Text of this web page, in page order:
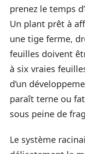
prenez le temps
Un plant prêt à
une tige ferme,
feuilles doivent
à six vraies
d’un
paraît terne ou
sous peine de
Le système